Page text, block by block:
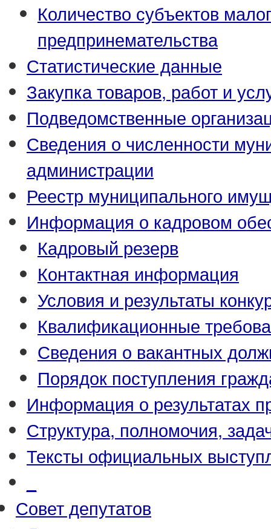
Количество субъектов
предпринемательства
Статистические данные
Закупка товаров, работ и
Подведомственные
Сведения о численности
администрации
Реестр муниципального
Информация о кадровом
Кадровый резерв
Контактная информация
Условия и результаты
Квалификационные
Сведения о вакантных
Порядок поступления
Информация о результатах
Структура, полномочия,
Тексты официальных
Совет депутатов